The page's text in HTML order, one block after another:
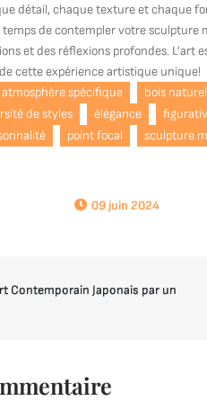
détail, chaque texture et chaque
de contempler votre sculpture
et des réflexions profondes. L’art
cette expérience artistique unique!
atmosphère spécifique bois naturel
de styles élégance
point focal sculpture
09 juin 2024
Contemporain Japonais par un